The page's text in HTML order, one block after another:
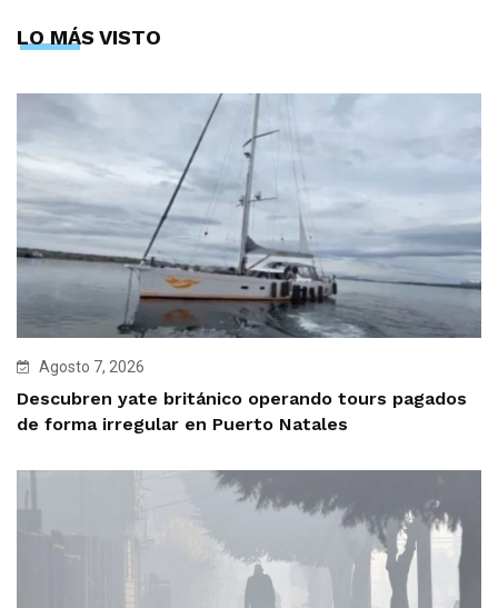
LO MÁS VISTO
Agosto 7, 2026
Descubren yate británico operando tours pagados
de forma irregular en Puerto Natales